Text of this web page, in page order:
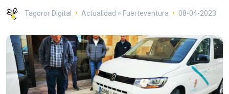
Tagoror Digital Actualidad » Fuerteventura 08-04-2023